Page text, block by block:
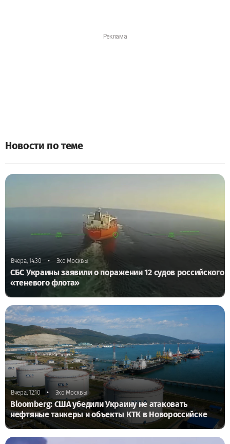
Новости по теме
Вчера, 14:30 • Эхо Москвы
СБС Украины заявили о поражении 12 судов российского
«теневого флота»
Вчера, 12:10 • Эхо Москвы
Bloomberg: США убедили Украину не атаковать
нефтяные танкеры и объекты КТК в Новороссийске